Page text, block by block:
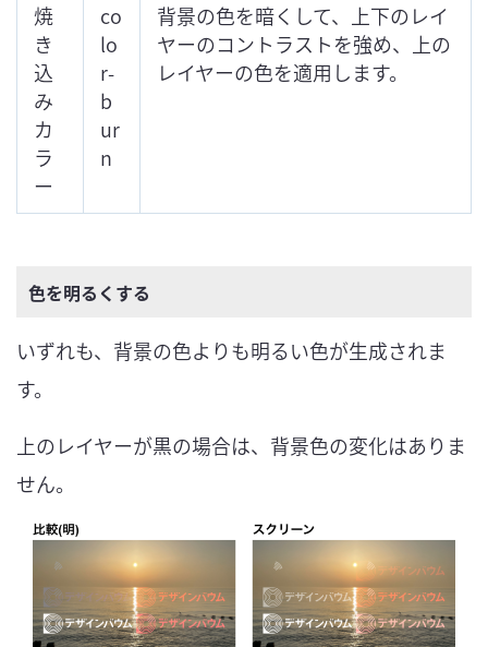
焼
き
込
み
カ
ラ
ー
co
lo
r-
b
ur
n
背景の色を暗くして、上下のレイ
ヤーのコントラストを強め、上の
レイヤーの色を適用します。
色を明るくする
いずれも、背景の色よりも明るい色が生成されま
す。
上のレイヤーが黒の場合は、背景色の変化はありま
せん。